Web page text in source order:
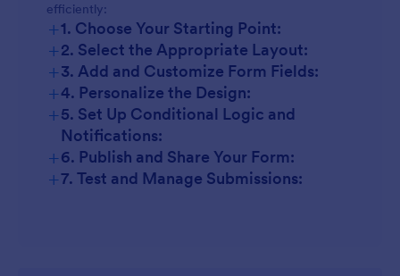
efficiently:
+1. Choose Your Starting Point:
+2. Select the Appropriate Layout:
+3. Add and Customize Form Fields:
+4. Personalize the Design:
+5. Set Up Conditional Logic and
Notifications:
+6. Publish and Share Your Form:
+7. Test and Manage Submissions: